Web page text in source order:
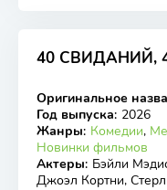
40 СВИДАНИЙ,
WEB-DL
Оригинальное
Год выпуска: 2026
Жанры: Комедии,
Новинки фильмов
Актеры: Бэйли
Джоэл Кортни,